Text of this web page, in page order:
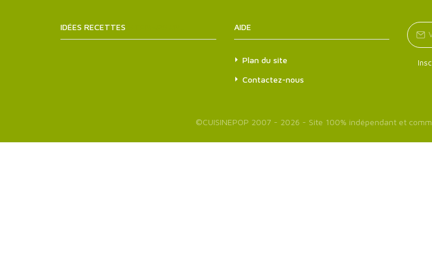
IDÉES RECETTES AIDE
Plan du site
Contactez-nous
©CUISINEPOP 2007 - 2026 - Site 100% indépendant et